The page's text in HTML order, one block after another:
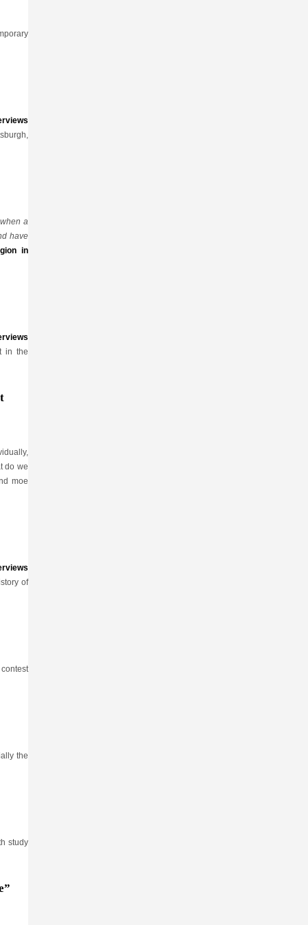
a
have
in
in the
do we
moe
of
the
study